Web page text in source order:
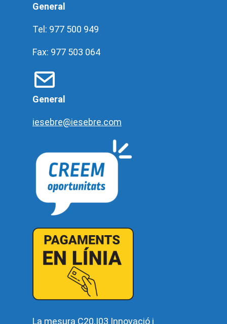
General
Tel: 977 500 949
Fax: 977 503 064
General
iesebre@iesebre.com
La mesura C20.I03 Innovació i